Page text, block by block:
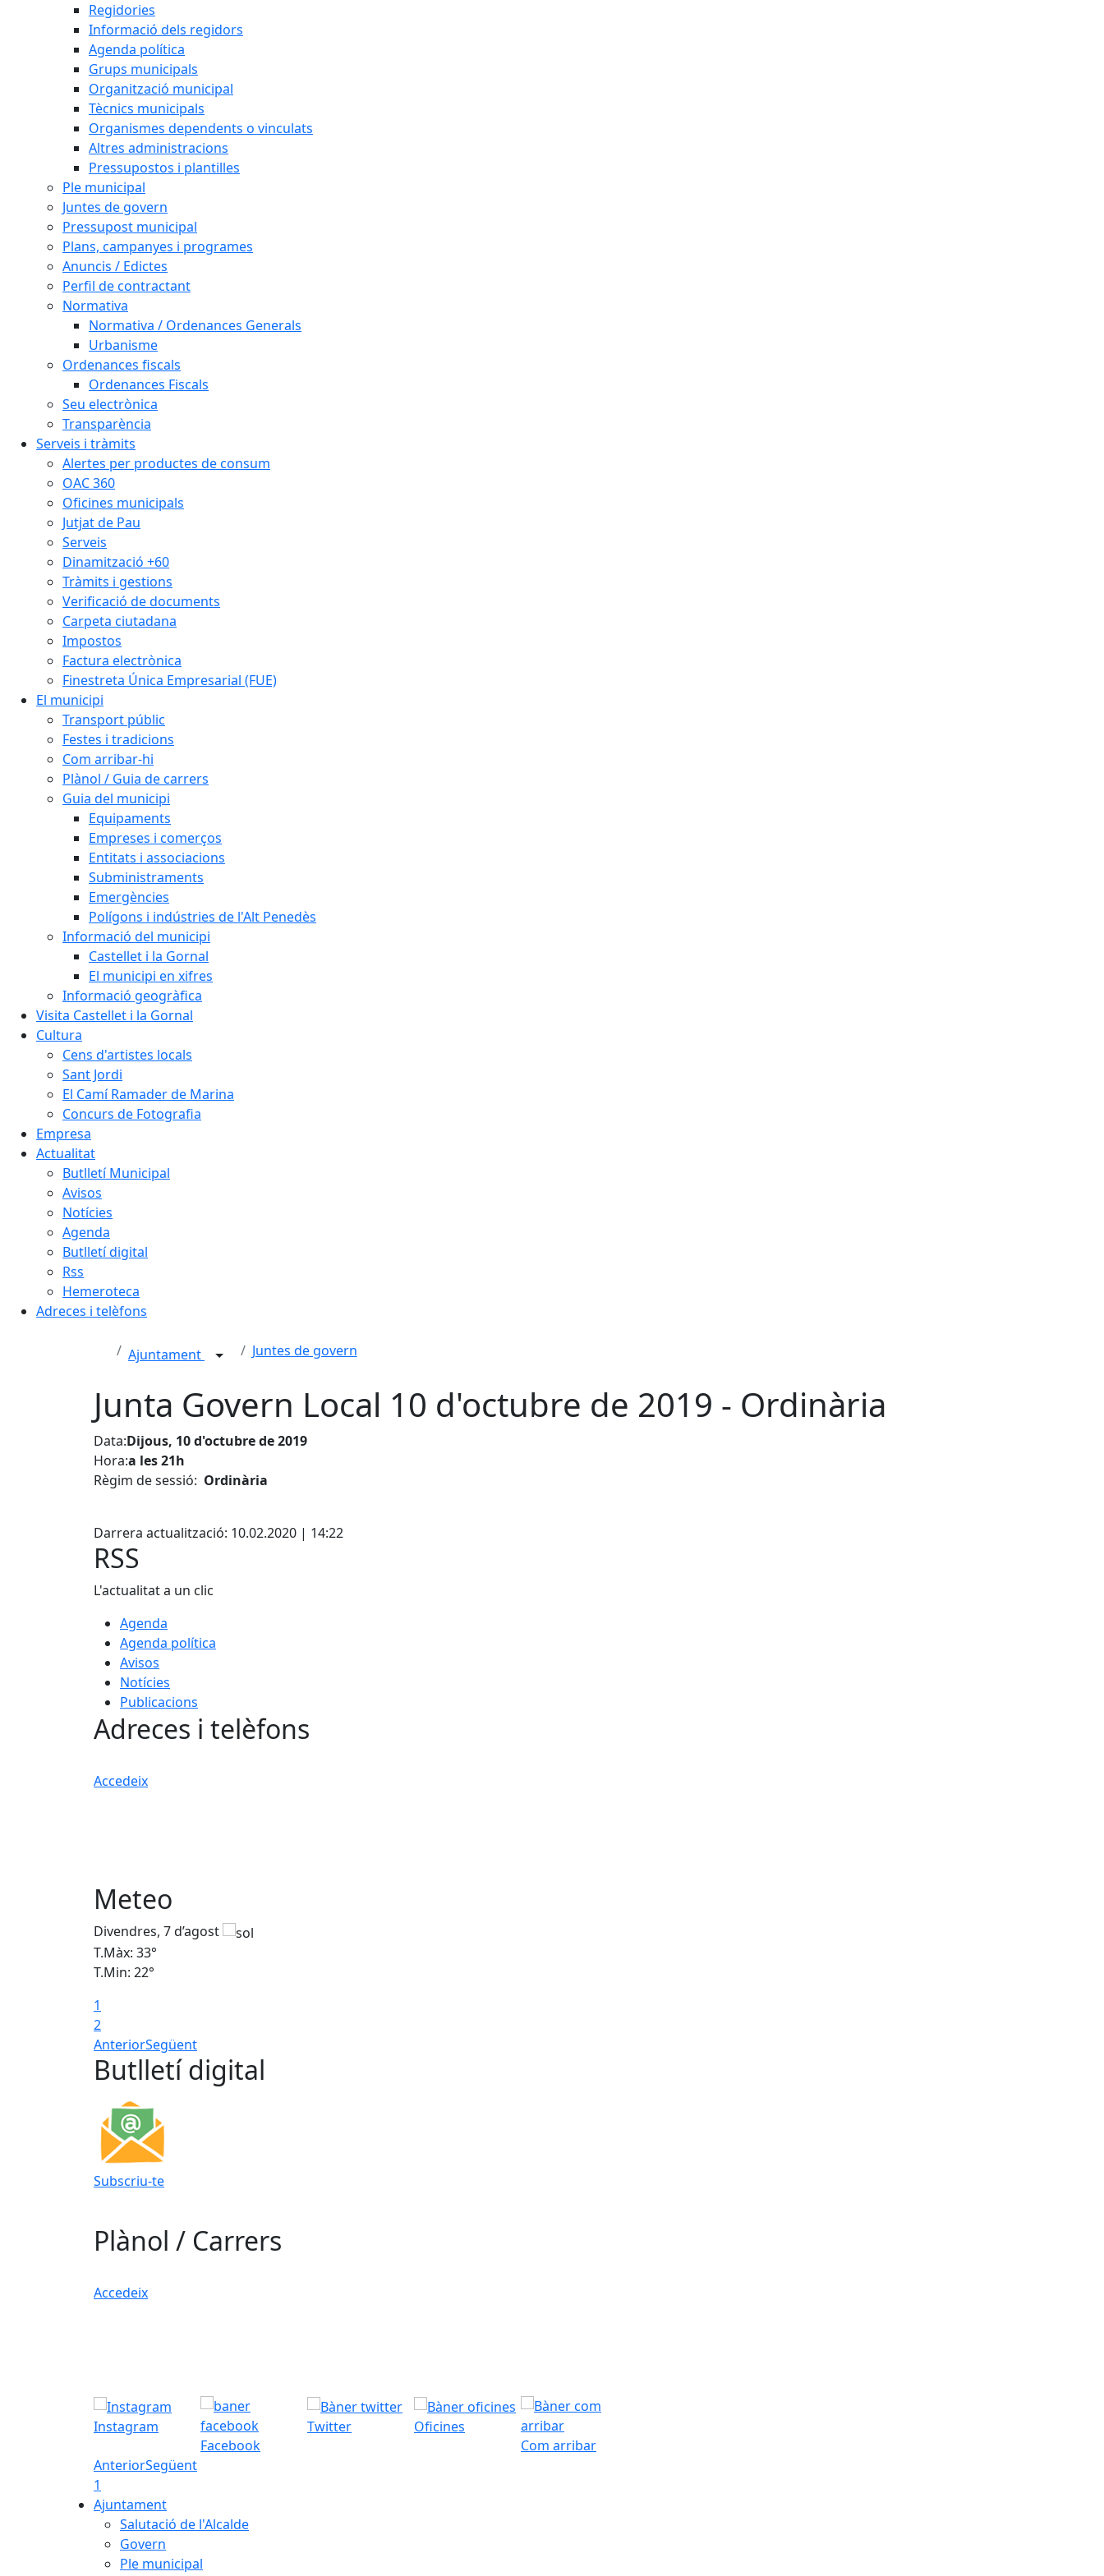
Regidories
Informació dels regidors
Agenda política
Grups municipals
Organització municipal
Tècnics municipals
Organismes dependents o vinculats
Altres administracions
Pressupostos i plantilles
Ple municipal
Juntes de govern
Pressupost municipal
Plans, campanyes i programes
Anuncis / Edictes
Perfil de contractant
Normativa
Normativa / Ordenances Generals
Urbanisme
Ordenances fiscals
Ordenances Fiscals
Seu electrònica
Transparència
Serveis i tràmits
Alertes per productes de consum
OAC 360
Oficines municipals
Jutjat de Pau
Serveis
Dinamització +60
Tràmits i gestions
Verificació de documents
Carpeta ciutadana
Impostos
Factura electrònica
Finestreta Única Empresarial (FUE)
El municipi
Transport públic
Festes i tradicions
Com arribar-hi
Plànol / Guia de carrers
Guia del municipi
Equipaments
Empreses i comerços
Entitats i associacions
Subministraments
Emergències
Polígons i indústries de l'Alt Penedès
Informació del municipi
Castellet i la Gornal
El municipi en xifres
Informació geogràfica
Visita Castellet i la Gornal
Cultura
Cens d'artistes locals
Sant Jordi
El Camí Ramader de Marina
Concurs de Fotografia
Empresa
Actualitat
Butlletí Municipal
Avisos
Notícies
Agenda
Butlletí digital
Rss
Hemeroteca
Adreces i telèfons
Ajuntament Juntes de govern
Junta Govern Local 10 d'octubre de 2019 - Ordinària
Data:Dijous, 10 d'octubre de 2019
Hora:a les 21h
Règim de sessió: Ordinària
Darrera actualització: 10.02.2020 | 14:22
RSS
L'actualitat a un clic
Agenda
Agenda política
Avisos
Notícies
Publicacions
Adreces i telèfons
Accedeix
Meteo
Divendres, 7 d’agost
T.Màx: 33°
T.Min: 22°
1
2
AnteriorSegüent
Butlletí digital
Subscriu-te
Plànol / Carrers
Accedeix
Instagram
Facebook
Twitter
Oficines
Com arribar
AnteriorSegüent
1
Ajuntament
Salutació de l'Alcalde
Govern
Ple municipal